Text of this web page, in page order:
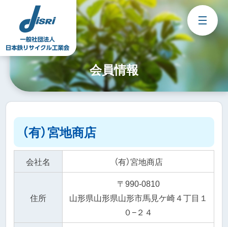
content
会員情報
（有）宮地商店
会社名 （有）宮地商店
住所
〒990-0810
山形県山形県山形市馬見ケ崎４丁目１
０−２４